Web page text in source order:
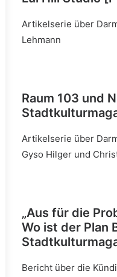
Artikelserie über
Lehmann
Raum 103 und
Artikelserie über
Gyso Hilger und
„Aus für die
Wo ist der Plan
Bericht über die